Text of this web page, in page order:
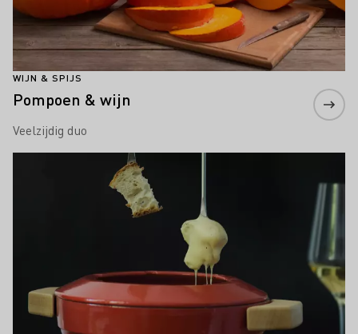
WIJN & SPIJS
Pompoen & wijn
Veelzijdig duo